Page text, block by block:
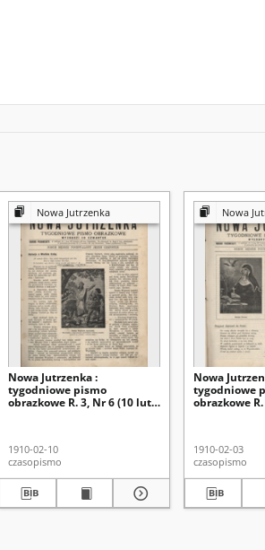
Nowa Jutrzenka
Nowa Jutrzenka :
tygodniowe pismo
obrazkowe R. 3, Nr 6 (10 luty
1910-02-10
czasopismo
Nowa
Nowa
tygodniowe
obrazkowe
1910-02-03
czasopismo